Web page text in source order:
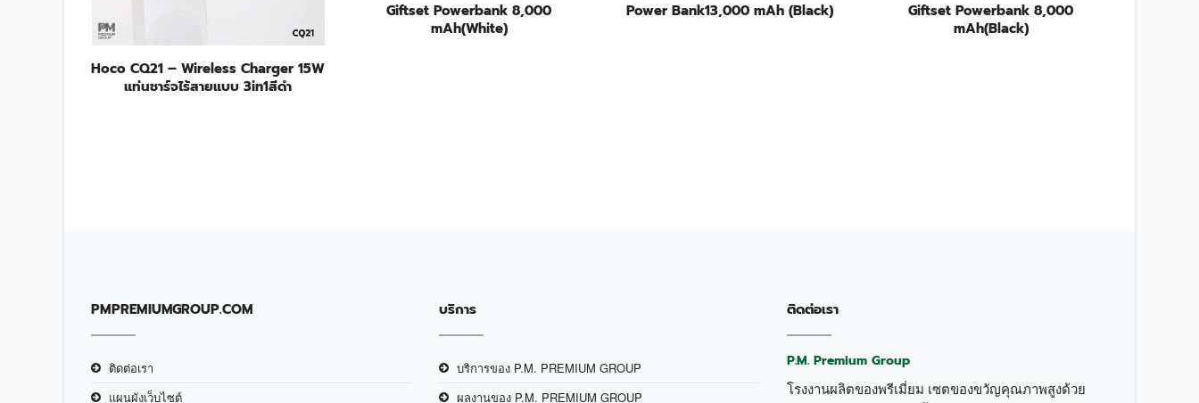
Hoco CQ21 – Wireless Charger 15W
แท่นชาร์จไร้สายแบบ 3in1สีดำ
Giftset Powerbank 8,000
mAh(White)
Power Bank13,000 mAh (Black)
Giftset Powerbank 8,000
mAh(Black)
PMPREMIUMGROUP.COM
ติดต่อเรา
แผนผังเว็บไซต์
บริการ
บริการของ P.M. PREMIUM GROUP
ผลงานของ P.M. PREMIUM GROUP
ติดต่อเรา
P.M. Premium Group
โรงงานผลิตของพรีเมี่ยม เซตของขวัญคุณภาพสูงด้วย